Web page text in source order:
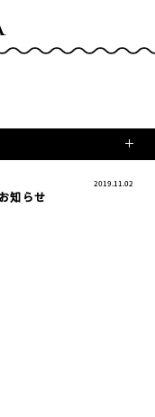
2019.11.02
知らせ